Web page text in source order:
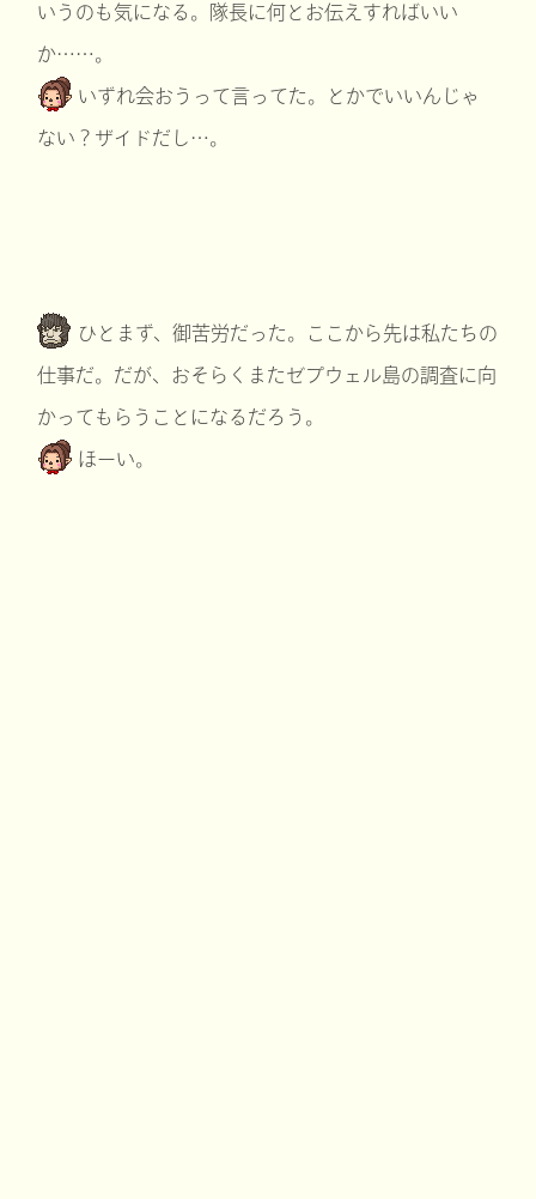
いうのも気になる。隊長に何とお伝えすればいい
か……。
いずれ会おうって言ってた。とかでいいんじゃ
ない？ザイドだし…。
ひとまず、御苦労だった。ここから先は私たちの
仕事だ。だが、おそらくまたゼプウェル島の調査に向
かってもらうことになるだろう。
ほーい。